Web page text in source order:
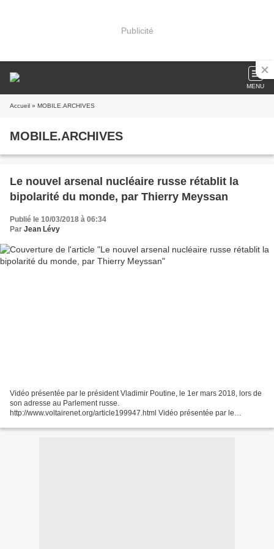
Publicité
MENU
Accueil » MOBILE.ARCHIVES
MOBILE.ARCHIVES
Le nouvel arsenal nucléaire russe rétablit la
bipolarité du monde, par Thierry Meyssan
Publié le 10/03/2018 à 06:34
Par Jean Lévy
Vidéo présentée par le président Vladimir Poutine, le 1er mars 2018, lors de
son adresse au Parlement russe.
http://www.voltairenet.org/article199947.html Vidéo présentée par le
Parlement...